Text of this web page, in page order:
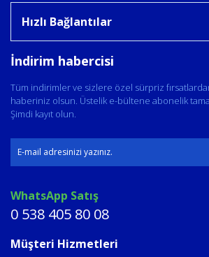
Hızlı Bağlantılar
İndirim habercisi
Tüm indirimler ve sizlere özel sürpriz
haberiniz olsun. Üstelik e-bültene abonelik
Şimdi kayıt olun.
WhatsApp Satış
0 538 405 80 08
Müşteri Hizmetleri